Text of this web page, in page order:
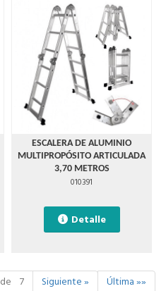
ESCALERA DE ALUMINIO
MULTIPROPÓSITO ARTICULADA
3,70 METROS
010391
Detalle
de 7 Siguiente » Última »»